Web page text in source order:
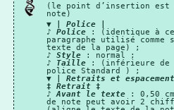
(le point d’insertion est
note)
▼
|Police
♪Police
: (identique à
paragraphe utilisé
texte de la page) ;
♪Style
: normal ;
♪ Taille
: (inférieure de
police Standard ) ;
▼
|Retraits et
‡Retrait ‡
♪Avant le texte
: 0,50
de note peut avoir 2